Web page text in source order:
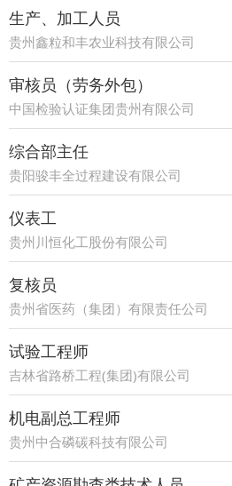
生产、加工人员
贵州鑫粒和丰农业科技有限公司
审核员（劳务外包）
中国检验认证集团贵州有限公司
综合部主任
贵阳骏丰全过程建设有限公司
仪表工
贵州川恒化工股份有限公司
复核员
贵州省医药（集团）有限责任公司
试验工程师
吉林省路桥工程(集团)有限公司
机电副总工程师
贵州中合磷碳科技有限公司